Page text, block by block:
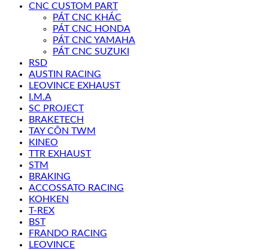
CNC CUSTOM PART
PÁT CNC KHÁC
PÁT CNC HONDA
PÁT CNC YAMAHA
PÁT CNC SUZUKI
RSD
AUSTIN RACING
LEOVINCE EXHAUST
I.M.A
SC PROJECT
BRAKETECH
TAY CÔN TWM
KINEO
TTR EXHAUST
STM
BRAKING
ACCOSSATO RACING
KOHKEN
T-REX
BST
FRANDO RACING
LEOVINCE